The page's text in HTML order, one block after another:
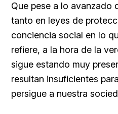
Que pese a lo avanzado
tanto en leyes de
conciencia social en lo
refiere, a la hora de la
sigue estando muy
resultan insuficientes
persigue a nuestra